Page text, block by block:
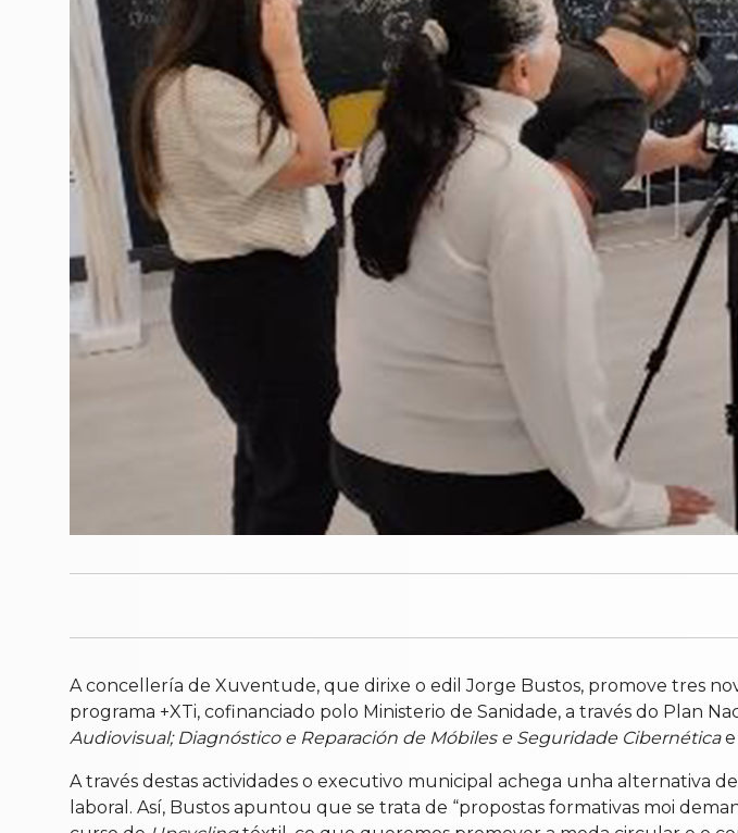
A concellería de Xuventude, que dirixe o edil Jorge Bustos, promove tres
programa +XTi, cofinanciado polo Ministerio de Sanidade, a través do Plan
Audiovisual; Diagnóstico e Reparación de Móbiles e Seguridade Cibernéticae
A través destas actividades o executivo municipal achega unha alternativa
laboral. Así, Bustos apuntou que se trata de “propostas formativas moi